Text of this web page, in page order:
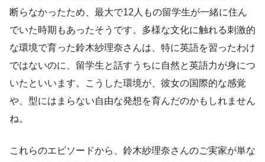
断らなかったため、最大で12人もの留学生が一緒に住ん
でいた時期もあったそうです。多様な文化に触れる刺激的
な環境で育った鈴木紗理奈さんは、特に英語を習ったわけ
ではないのに、留学生と話すうちに自然と英語力が身につ
いたといいます。こうした環境が、彼女の国際的な感覚
や、型にはまらない自由な発想を育んだのかもしれません
ね。
これらのエピソードから、鈴木紗理奈さんのご実家が単な